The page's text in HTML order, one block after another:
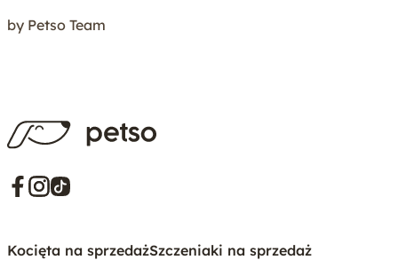
by Petso Team
Kocięta na sprzedażSzczeniaki na sprzedaż